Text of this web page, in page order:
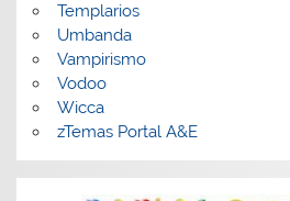
Templarios
Umbanda
Vampirismo
Vodoo
Wicca
zTemas Portal A&E